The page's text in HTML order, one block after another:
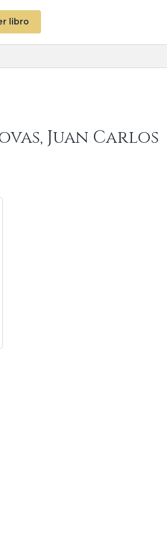
libro
Juan Carlos